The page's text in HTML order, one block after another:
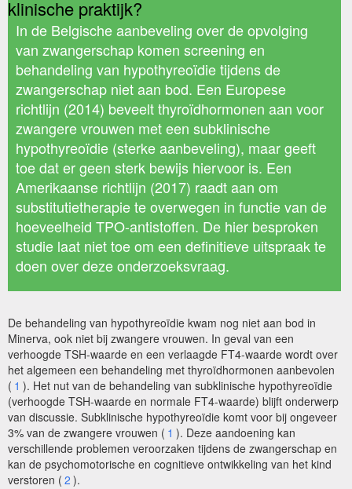
klinische praktijk?
In de Belgische aanbeveling over de opvolging
van zwangerschap komen screening en
behandeling van hypothyreoïdie tijdens de
zwangerschap niet aan bod. Een Europese
richtlijn (2014) beveelt thyroïdhormonen aan voor
zwangere vrouwen met een subklinische
hypothyreoïdie (sterke aanbeveling), maar geeft
toe dat er geen sterk bewijs hiervoor is. Een
Amerikaanse richtlijn (2017) raadt aan om
substitutietherapie te overwegen in functie van de
hoeveelheid TPO-antistoffen. De hier besproken
studie laat niet toe om een definitieve uitspraak te
doen over deze onderzoeksvraag.
De behandeling van hypothyreoïdie kwam nog niet aan bod in
Minerva, ook niet bij zwangere vrouwen. In geval van een
verhoogde TSH-waarde en een verlaagde FT4-waarde wordt over
het algemeen een behandeling met thyroïdhormonen aanbevolen
( 1 ). Het nut van de behandeling van subklinische hypothyreoïdie
(verhoogde TSH-waarde en normale FT4-waarde) blijft onderwerp
van discussie. Subklinische hypothyreoïdie komt voor bij ongeveer
3% van de zwangere vrouwen ( 1 ). Deze aandoening kan
verschillende problemen veroorzaken tijdens de zwangerschap en
kan de psychomotorische en cognitieve ontwikkeling van het kind
verstoren ( 2 ).